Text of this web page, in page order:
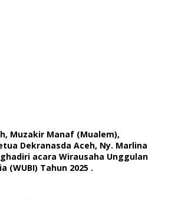
Muzakir Manaf (Mualem),
Dekranasda Aceh, Ny. Marlina
acara Wirausaha Unggulan
(WUBI) Tahun 2025 .